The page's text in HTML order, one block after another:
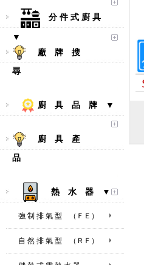
分 件 式 廚 具
▼
廠 牌 搜
尋
廚 具 品 牌 ▼
廚 具 產
品
熱 水 器 ▼
強 制 排 氣 型 （ＦＥ）
自 然 排 氣 型 （ＲＦ）